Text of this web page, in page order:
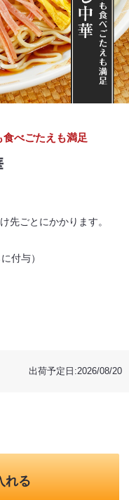
べごたえも満足
付与）
先ごとにかかります。
出荷予定日:2026/08/20
れる